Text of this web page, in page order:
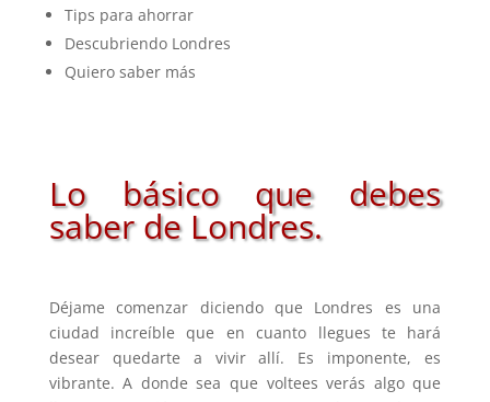
Tips para ahorrar
Descubriendo Londres
Quiero saber más
Lo básico que debes
saber de Londres.
Déjame comenzar diciendo que Londres es una
ciudad increíble que en cuanto llegues te hará
desear quedarte a vivir allí. Es imponente, es
vibrante. A donde sea que voltees verás algo que